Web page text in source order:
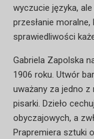
wyczucie języka,
przesłanie
sprawiedliwości
Gabriela Zapolska
1906 roku. Utwór
uważany za jedno
pisarki. Dzieło
obyczajowych, a
Prapremiera sztuki